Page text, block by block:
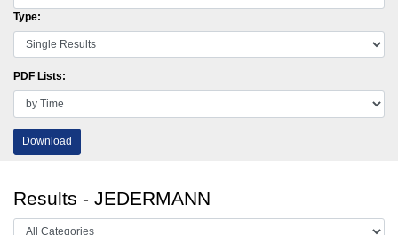
Type:
PDF Lists:
Download
Results - JEDERMANN